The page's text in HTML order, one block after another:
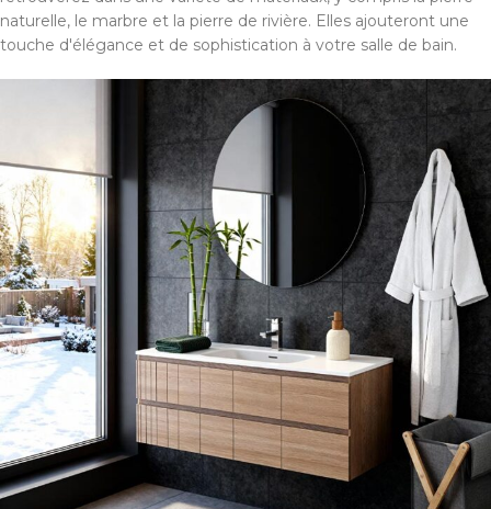
naturelle, le marbre et la pierre de rivière. Elles ajouteront une
touche d'élégance et de sophistication à votre salle de bain.